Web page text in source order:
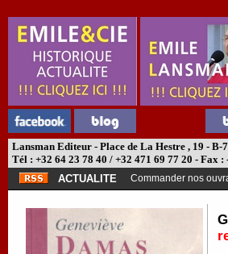
Lansman Editeur - Place de La Hestre , 19 - B-
Tél : +32 64 23 78 40 / +32 471 69 77 20 - Fax :
ACTUALITE
Commander nos